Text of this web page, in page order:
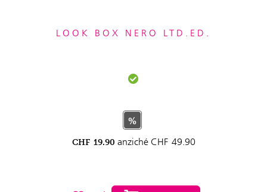
LOOK BOX NERO LTD.ED.
%
CHF 19.90 anziché CHF 49.90